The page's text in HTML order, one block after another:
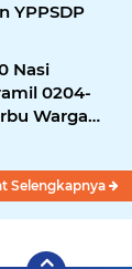
YPPSDP
Nasi
0204-
Warga
Selengkapnya